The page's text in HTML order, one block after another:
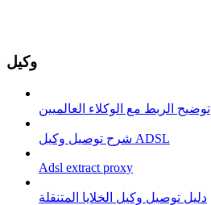
وكيل
توضيح الربط مع الوكلاء العالميين
شرح توصيل وكيل ADSL
Adsl extract proxy
دليل توصيل وكيل الخلايا المتنقلة